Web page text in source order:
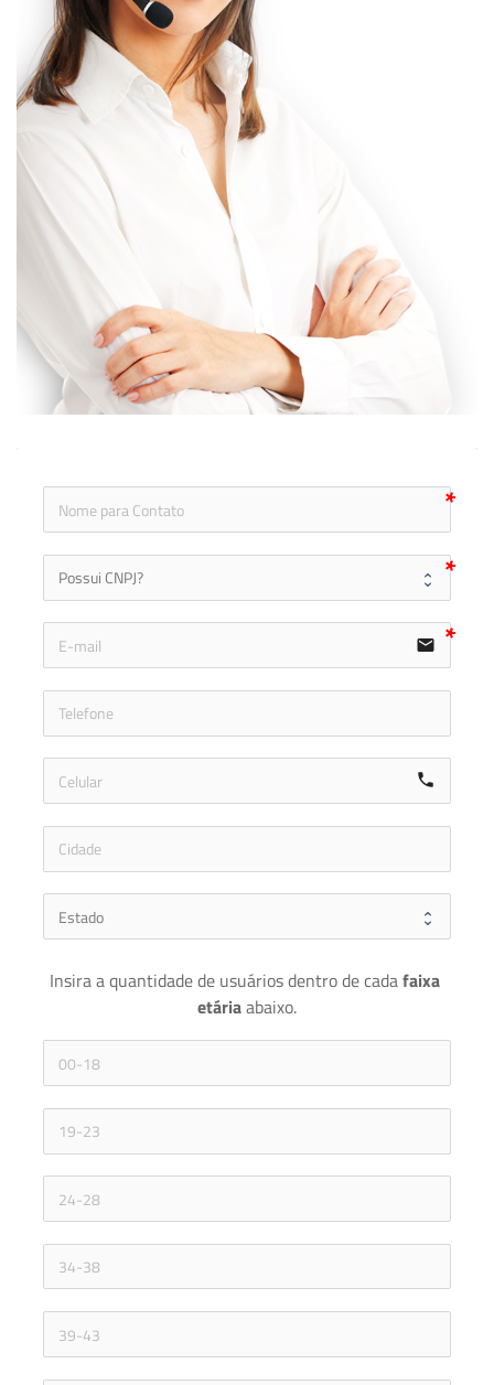
email
call
Insira a quantidade de usuários dentro de cada faixa
etária abaixo.